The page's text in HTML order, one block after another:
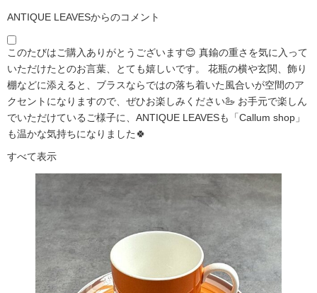
ANTIQUE LEAVESからのコメント
このたびはご購入ありがとうございます😊 真鍮の重さを気に入って
いただけたとのお言葉、とても嬉しいです。 花瓶の横や玄関、飾り
棚などに添えると、ブラスならではの落ち着いた風合いが空間のア
クセントになりますので、ぜひお楽しみください🦢 お手元で楽しん
でいただけているご様子に、ANTIQUE LEAVESも「Callum shop」
も温かな気持ちになりました🍀
すべて表示